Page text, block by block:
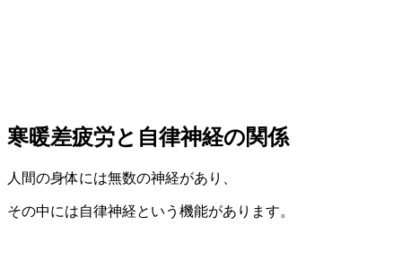
寒暖差疲労と自律神経の関係
人間の身体には無数の神経があり、
その中には自律神経という機能があります。